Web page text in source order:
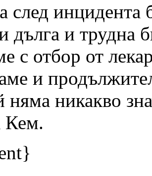
след инцидента
дълга и трудна
с отбор от
и
няма никакво
Кем.